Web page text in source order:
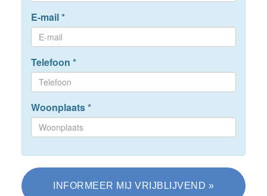
E-mail*
Telefoon *
Woonplaats*